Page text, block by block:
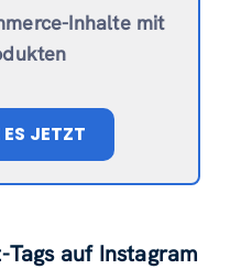
Inhalte mit
JETZT
auf Instagram